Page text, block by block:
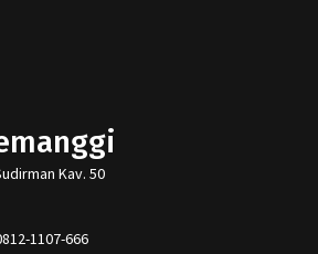
Kav. 50
1107-666